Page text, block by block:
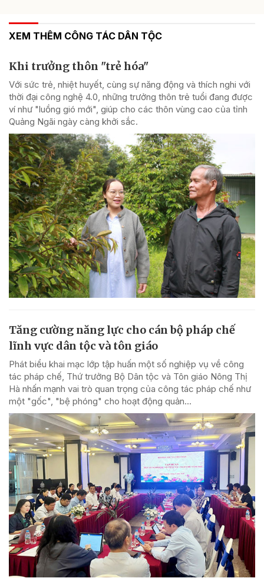
XEM THÊM CÔNG TÁC DÂN TỘC
Khi trưởng thôn "trẻ hóa"
Với sức trẻ, nhiệt huyết, cùng sự năng động và thích nghi với
thời đại công nghệ 4.0, những trưởng thôn trẻ tuổi đang được
ví như "luồng gió mới", giúp cho các thôn vùng cao của tỉnh
Quảng Ngãi ngày càng khởi sắc.
Tăng cường năng lực cho cán bộ pháp chế
lĩnh vực dân tộc và tôn giáo
Phát biểu khai mạc lớp tập huấn một số nghiệp vụ về công
tác pháp chế, Thứ trưởng Bộ Dân tộc và Tôn giáo Nông Thị
Hà nhấn mạnh vai trò quan trọng của công tác pháp chế như
một "gốc", "bệ phóng" cho hoạt động quản...